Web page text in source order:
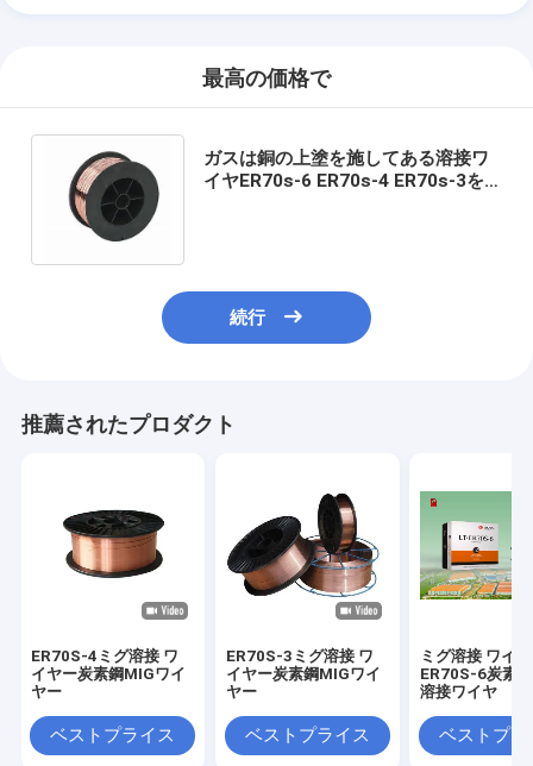
最高の価格で
ガスは銅の上塗を施してある溶接ワ
イヤER70s-6 ER70s-4 ER70s-3を
続行
推薦されたプロダクト
ER70S-4ミグ溶接 ワ
イヤー炭素鋼MIGワイ
ヤー
ベストプライス
ER70S-3ミグ溶接 ワ
イヤー炭素鋼MIGワイ
ヤー
ベストプライス
ミグ溶接 ワイ
ER70S-6炭素
溶接ワイヤ
ベストプラ